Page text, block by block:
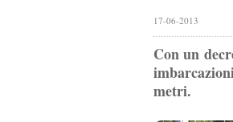
17-06-2013
Con un
metri.